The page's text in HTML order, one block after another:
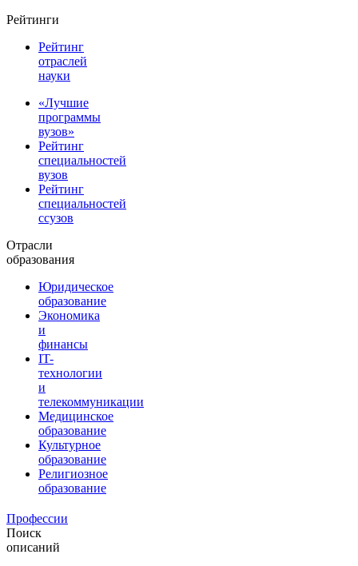
Рейтинги
Рейтинг
отраслей
науки
«Лучшие
программы
вузов»
Рейтинг
специальностей
вузов
Рейтинг
специальностей
ссузов
Отрасли
образования
Юридическое
образование
Экономика
и
финансы
IT-
технологии
и
телекоммуникации
Медицинское
образование
Культурное
образование
Религиозное
образование
Профессии
Поиск
описаний